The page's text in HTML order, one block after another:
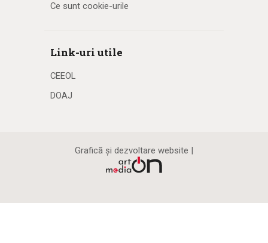
Ce sunt cookie-urile
Link-uri utile
CEEOL
DOAJ
Graficã și dezvoltare website |